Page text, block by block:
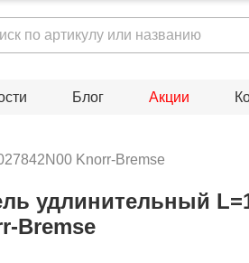
Блог Акции
Knorr-Bremse
удлинительный
Bremse